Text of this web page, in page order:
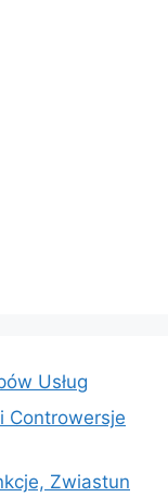
Usług
Controwersje
Zwiastun